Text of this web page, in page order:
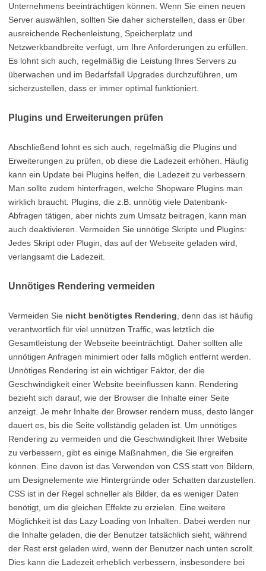
Unternehmens beeinträchtigen können. Wenn Sie einen neuen
Server auswählen, sollten Sie daher sicherstellen, dass er über
ausreichende Rechenleistung, Speicherplatz und
Netzwerkbandbreite verfügt, um Ihre Anforderungen zu erfüllen.
Es lohnt sich auch, regelmäßig die Leistung Ihres Servers zu
überwachen und im Bedarfsfall Upgrades durchzuführen, um
sicherzustellen, dass er immer optimal funktioniert.
Plugins und Erweiterungen prüfen
Abschließend lohnt es sich auch, regelmäßig die Plugins und
Erweiterungen zu prüfen, ob diese die Ladezeit erhöhen. Häufig
kann ein Update bei Plugins helfen, die Ladezeit zu verbessern.
Man sollte zudem hinterfragen, welche Shopware Plugins man
wirklich braucht. Plugins, die z.B. unnötig viele Datenbank-
Abfragen tätigen, aber nichts zum Umsatz beitragen, kann man
auch deaktivieren. Vermeiden Sie unnötige Skripte und Plugins:
Jedes Skript oder Plugin, das auf der Webseite geladen wird,
verlangsamt die Ladezeit.
Unnötiges Rendering vermeiden
Vermeiden Sie nicht benötigtes Rendering , denn das ist häufig
verantwortlich für viel unnützen Traffic, was letztlich die
Gesamtleistung der Webseite beeinträchtigt. Daher sollten alle
unnötigen Anfragen minimiert oder falls möglich entfernt werden.
Unnötiges Rendering ist ein wichtiger Faktor, der die
Geschwindigkeit einer Website beeinflussen kann. Rendering
bezieht sich darauf, wie der Browser die Inhalte einer Seite
anzeigt. Je mehr Inhalte der Browser rendern muss, desto länger
dauert es, bis die Seite vollständig geladen ist. Um unnötiges
Rendering zu vermeiden und die Geschwindigkeit Ihrer Website
zu verbessern, gibt es einige Maßnahmen, die Sie ergreifen
können. Eine davon ist das Verwenden von CSS statt von Bildern,
um Designelemente wie Hintergründe oder Schatten darzustellen.
CSS ist in der Regel schneller als Bilder, da es weniger Daten
benötigt, um die gleichen Effekte zu erzielen. Eine weitere
Möglichkeit ist das Lazy Loading von Inhalten. Dabei werden nur
die Inhalte geladen, die der Benutzer tatsächlich sieht, während
der Rest erst geladen wird, wenn der Benutzer nach unten scrollt.
Dies kann die Ladezeit erheblich verbessern, insbesondere bei